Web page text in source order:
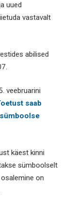
uued
vastavalt
abilised
veebruarini
saab
käest kinni
sümboolselt
on